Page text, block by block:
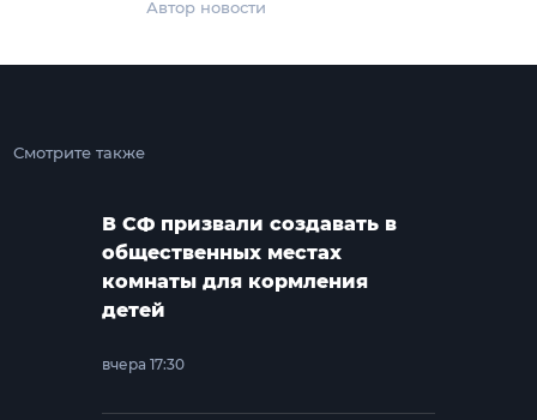
Автор новости
Смотрите также
В СФ призвали создавать в
общественных местах
комнаты для кормления
детей
вчера 17:30